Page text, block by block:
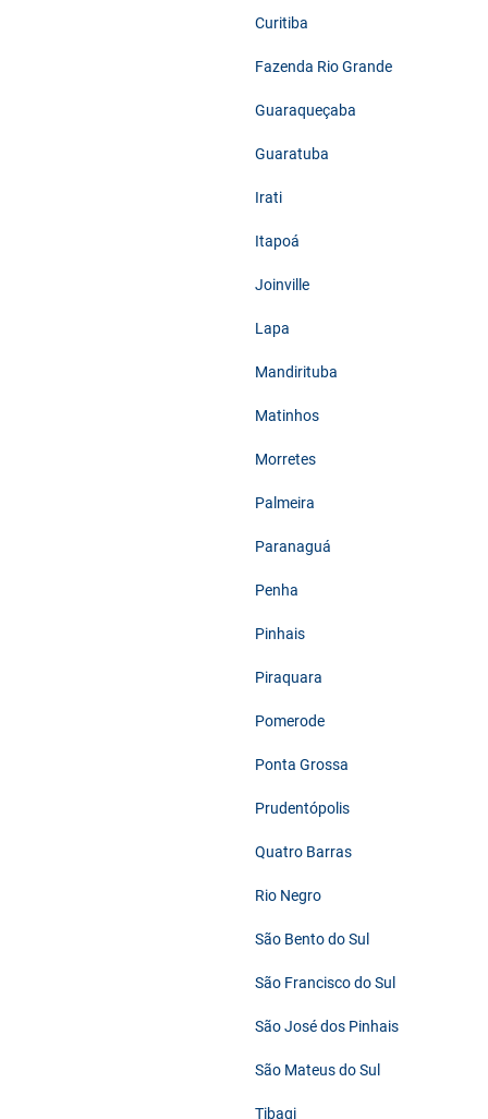
Curitiba
Fazenda Rio Grande
Guaraqueçaba
Guaratuba
Irati
Itapoá
Joinville
Lapa
Mandirituba
Matinhos
Morretes
Palmeira
Paranaguá
Penha
Pinhais
Piraquara
Pomerode
Ponta Grossa
Prudentópolis
Quatro Barras
Rio Negro
São Bento do Sul
São Francisco do Sul
São José dos Pinhais
São Mateus do Sul
Tibagi